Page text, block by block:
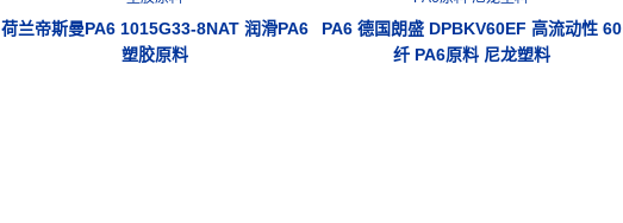
荷兰帝斯曼PA6 1015G33-8NAT 润滑PA6
塑胶原料
PA6 德国朗盛 DPBKV60EF 高流动性 60
纤 PA6原料 尼龙塑料